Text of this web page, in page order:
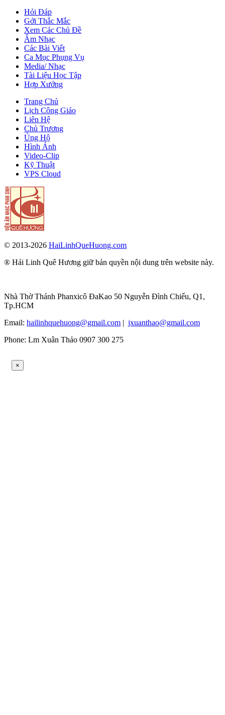
Hỏi Đáp
Gởi Thắc Mắc
Xem Các Chủ Đề
Âm Nhạc
Các Bài Viết
Ca Mục Phụng Vụ
Media/ Nhạc
Tài Liệu Học Tập
Hợp Xướng
Trang Chủ
Lịch Công Giáo
Liên Hệ
Chủ Trương
Ủng Hộ
Hình Ảnh
Video-Clip
Kỹ Thuật
VPS Cloud
© 2013-2026 HaiLinhQueHuong.com
® Hải Linh Quê Hương giữ bản quyền nội dung trên website này.
Nhà Thờ Thánh Phanxicô ĐaKao 50 Nguyễn Đình Chiểu, Q1,
Tp.HCM
Email: hailinhquehuong@gmail.com | jxuanthao@gmail.com
Phone: Lm Xuân Thảo 0907 300 275
×